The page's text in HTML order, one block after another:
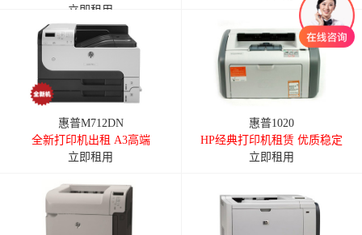
立即租用
惠普M712DN
全新打印机出租 A3高端
立即租用
惠普1020
HP经典打印机租赁 优质稳定
立即租用